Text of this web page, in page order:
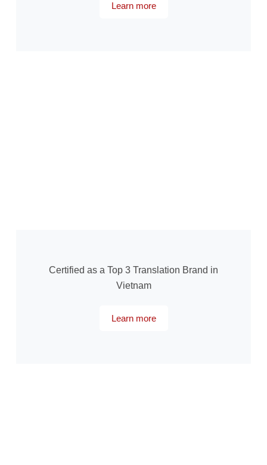
Learn more
Certified as a Top 3 Translation Brand in
Vietnam
Learn more